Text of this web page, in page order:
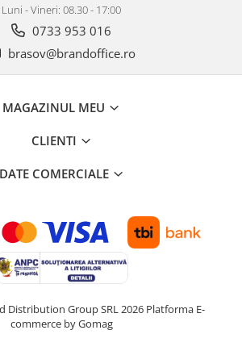
Luni - Vineri: 08.30 - 17:00
0733 953 016
brasov@brandoffice.ro
MAGAZINUL MEU
CLIENTI
DATE COMERCIALE
Distribution Group SRL 2026 Platforma E-
commerce by Gomag